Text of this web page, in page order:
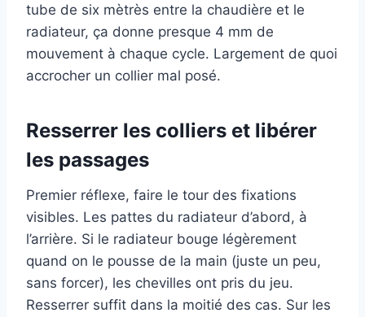
tube de six mètrès entre la chaudière et le
radiateur, ça donne presque 4 mm de
mouvement à chaque cycle. Largement de quoi
accrocher un collier mal posé.
Resserrer les colliers et libérer
les passages
Premier réflexe, faire le tour des fixations
visibles. Les pattes du radiateur d’abord, à
l’arrière. Si le radiateur bouge légèrement
quand on le pousse de la main (juste un peu,
sans forcer), les chevilles ont pris du jeu.
Resserrer suffit dans la moitié des cas. Sur les